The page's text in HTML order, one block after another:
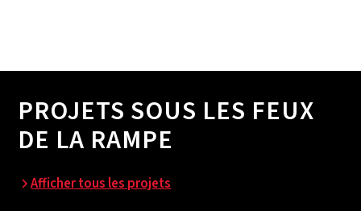
PROJETS SOUS LES FEUX
DE LA RAMPE
Afficher tous les projets